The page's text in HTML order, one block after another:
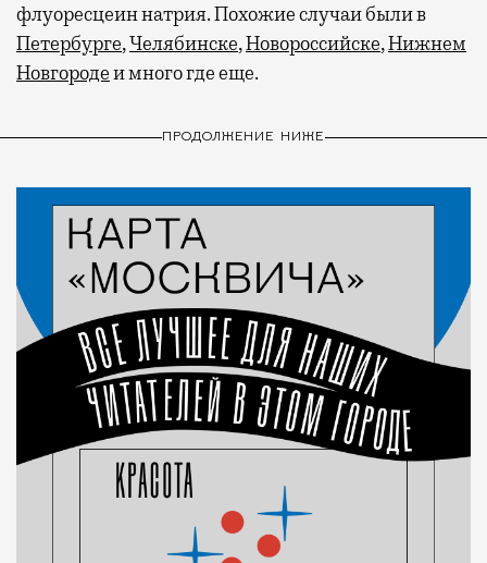
флуоресцеин натрия. Похожие случаи были в
Петербурге,Челябинске,Новороссийске,Нижнем
Новгородеи много где еще.
ПРОДОЛЖЕНИЕ НИЖЕ